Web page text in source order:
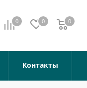
0 0 0
0
Контакты